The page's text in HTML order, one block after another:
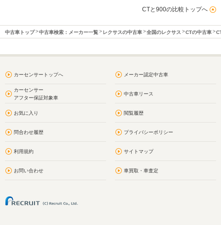
CTと900の比較トップへ
中古車トップ 中古車検索：メーカー一覧 レクサスの中古車 全国のレクサス CTの中古車
カーセンサートップへ メーカー認定中古車
カーセンサー
アフター保証対象車
中古車リース
お気に入り 閲覧履歴
問合わせ履歴 プライバシーポリシー
利用規約 サイトマップ
お問い合わせ 車買取・車査定